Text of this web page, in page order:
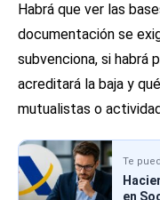
Habrá que ver las
documentación se
subvenciona, si habrá
acreditará la baja y
mutualistas o
Te
en